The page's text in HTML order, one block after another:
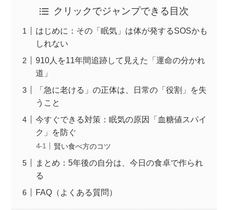
クリックでジャンプできる目次
はじめに：その「眠気」は体が発するSOSかも
しれない
910人を11年間追跡して見えた「運命の分かれ
道」
「急に老ける」の正体は、日常の「役割」を失
うこと
今すぐできる対策：眠気の原因「血糖値スパイ
ク」を防ぐ
賢い食べ方のコツ
まとめ：5年後の自分は、今日の食卓で作られ
る
FAQ（よくある質問）